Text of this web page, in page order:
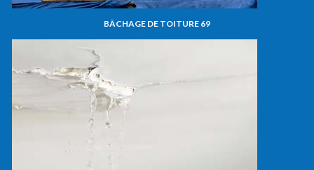
BÂCHAGE DE TOITURE 69